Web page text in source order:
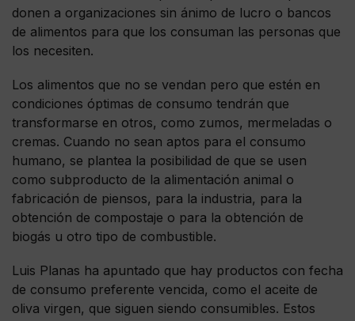
donen a organizaciones sin ánimo de lucro o bancos
de alimentos para que los consuman las personas que
los necesiten.
Los alimentos que no se vendan pero que estén en
condiciones óptimas de consumo tendrán que
transformarse en otros, como zumos, mermeladas o
cremas. Cuando no sean aptos para el consumo
humano, se plantea la posibilidad de que se usen
como subproducto de la alimentación animal o
fabricación de piensos, para la industria, para la
obtención de compostaje o para la obtención de
biogás u otro tipo de combustible.
Luis Planas ha apuntado que hay productos con fecha
de consumo preferente vencida, como el aceite de
oliva virgen, que siguen siendo consumibles. Estos